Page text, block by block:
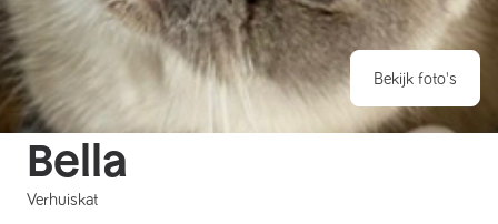
Bekijk foto's
Bella
Verhuiskat